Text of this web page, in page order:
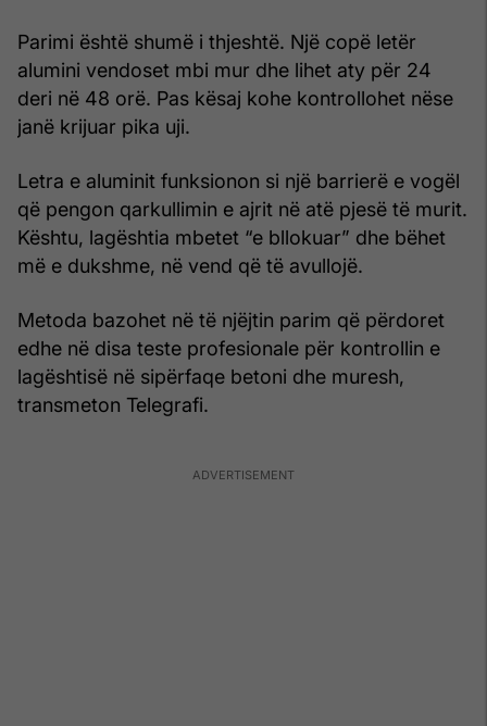
Parimi është shumë i thjeshtë. Një copë letër
alumini vendoset mbi mur dhe lihet aty për 24
deri në 48 orë. Pas kësaj kohe kontrollohet nëse
janë krijuar pika uji.
Letra e aluminit funksionon si një barrierë e vogël
që pengon qarkullimin e ajrit në atë pjesë të murit.
Kështu, lagështia mbetet “e bllokuar” dhe bëhet
më e dukshme, në vend që të avullojë.
Metoda bazohet në të njëjtin parim që përdoret
edhe në disa teste profesionale për kontrollin e
lagështisë në sipërfaqe betoni dhe muresh,
transmeton Telegrafi.